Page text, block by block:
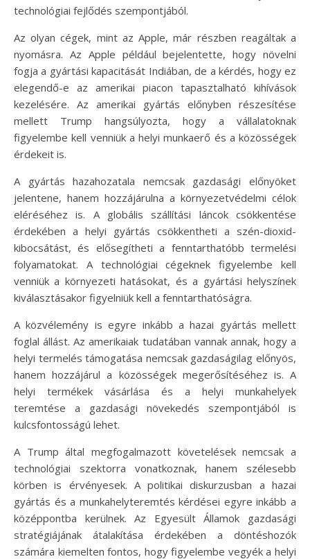
technológiai fejlődés szempontjából.
Az olyan cégek, mint az Apple, már részben reagáltak a
nyomásra. Az Apple például bejelentette, hogy növelni
fogja a gyártási kapacitását Indiában, de a kérdés, hogy ez
elegendő-e az amerikai piacon tapasztalható kihívások
kezelésére. Az amerikai gyártás előnyben részesítése
mellett Trump hangsúlyozta, hogy a vállalatoknak
figyelembe kell venniük a helyi munkaerő és a közösségek
érdekeit is.
A gyártás hazahozatala nemcsak gazdasági előnyöket
jelentene, hanem hozzájárulna a környezetvédelmi célok
eléréséhez is. A globális szállítási láncok csökkentése
érdekében a helyi gyártás csökkentheti a szén-dioxid-
kibocsátást, és elősegítheti a fenntarthatóbb termelési
folyamatokat. A technológiai cégeknek figyelembe kell
venniük a környezeti hatásokat, és a gyártási helyszínek
kiválasztásakor figyelniük kell a fenntarthatóságra.
A közvélemény is egyre inkább a hazai gyártás mellett
foglal állást. Az amerikaiak tudatában vannak annak, hogy a
helyi termelés támogatása nemcsak gazdaságilag előnyös,
hanem hozzájárul a közösségek megerősítéséhez is. A
helyi termékek vásárlása és a helyi munkahelyek
teremtése a gazdasági növekedés szempontjából is
kulcsfontosságú lehet.
A Trump által megfogalmazott követelések nemcsak a
technológiai szektorra vonatkoznak, hanem szélesebb
körben is érvényesek. A politikai diskurzusban a hazai
gyártás és a munkahelyteremtés kérdései egyre inkább a
középpontba kerülnek. Az Egyesült Államok gazdasági
stratégiájának átalakítása érdekében a döntéshozók
számára kiemelten fontos, hogy figyelembe vegyék a helyi